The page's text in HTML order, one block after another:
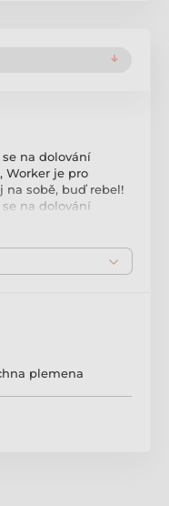
se na dolování
Worker je pro
na sobě, buď rebel!
se na dolování
hra tě tak
věcí tvých páníčků.
pejskovi se
plemena